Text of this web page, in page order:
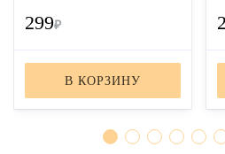
299₽
В КОРЗИНУ